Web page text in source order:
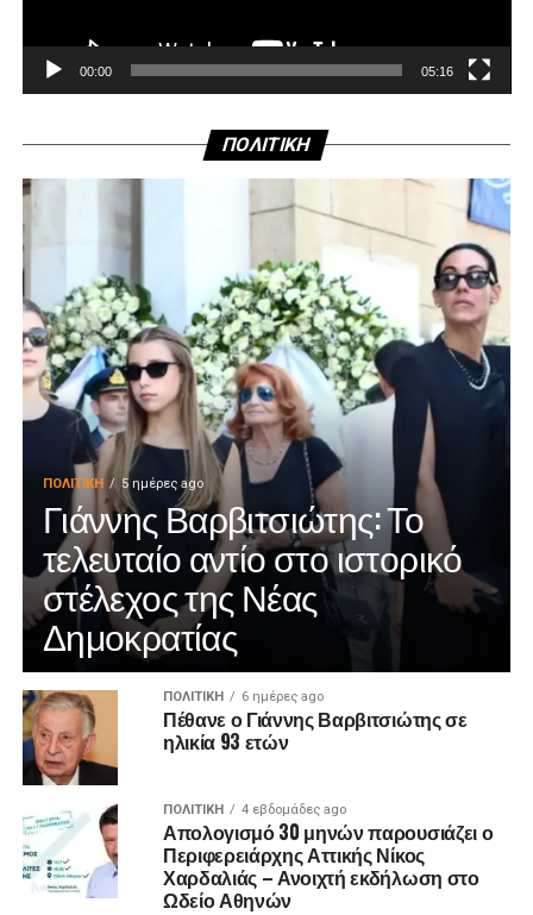
00:00 05:16
ΠΟΛΙΤΙΚΗ
ΠΟΛΙΤΙΚΉ 5 ημέρες ago
Γιάννης Βαρβιτσιώτης: Το
τελευταίο αντίο στο ιστορικό
στέλεχος της Νέας
Δημοκρατίας
ΠΟΛΙΤΙΚΉ 6 ημέρες ago
Πέθανε ο Γιάννης Βαρβιτσιώτης σε
ηλικία 93 ετών
ΠΟΛΙΤΙΚΉ 4 εβδομάδες ago
Απολογισμό 30 μηνών παρουσιάζει ο
Περιφερειάρχης Αττικής Νίκος
Χαρδαλιάς – Ανοιχτή εκδήλωση στο
Ωδείο Αθηνών